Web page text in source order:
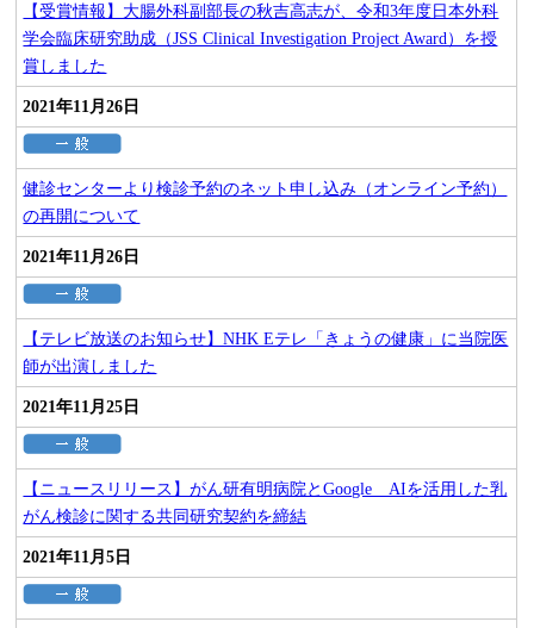
【受賞情報】大腸外科副部長の秋吉高志が、令和3年度日本外科
学会臨床研究助成（JSS Clinical Investigation Project Award）を授
賞しました
2021年11月26日
健診センターより検診予約のネット申し込み（オンライン予約）
の再開について
2021年11月26日
【テレビ放送のお知らせ】NHK Eテレ「きょうの健康」に当院医
師が出演しました
2021年11月25日
【ニュースリリース】がん研有明病院とGoogle AIを活用した乳
がん検診に関する共同研究契約を締結
2021年11月5日